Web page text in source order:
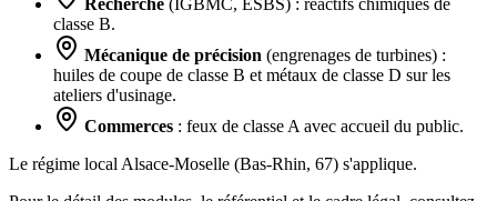
Recherche (IGBMC, ESBS) : réactifs chimiques de
classe B.
Mécanique de précision (engrenages de turbines) :
huiles de coupe de classe B et métaux de classe D sur les
ateliers d'usinage.
Commerces : feux de classe A avec accueil du public.
Le régime local Alsace-Moselle (Bas-Rhin, 67) s'applique.